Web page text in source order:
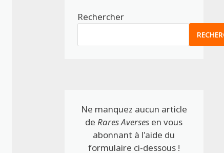
Rechercher
Ne manquez aucun article
deRares Averses en vous
abonnant à l'aide du
formulaire ci-dessous !